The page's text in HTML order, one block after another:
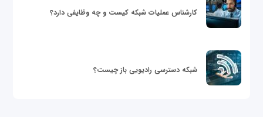
کارشناس عملیات شبکه کیست و چه وظایفی دارد؟
شبکه دسترسی رادیویی باز چیست؟